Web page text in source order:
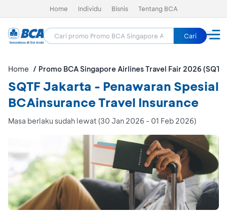
Home Individu Bisnis Tentang BCA
Cari
Home Promo BCA Singapore Airlines Travel Fair 2026
SQTF Jakarta - Penawaran Spesial
BCAinsurance Travel Insurance
Masa berlaku sudah lewat (30 Jan 2026 - 01 Feb 2026)